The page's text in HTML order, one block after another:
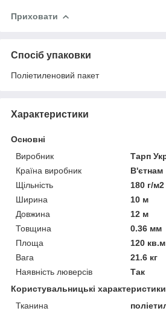
Приховати
Спосіб упаковки
Поліетиленовий пакет
Характеристики
Основні
Виробник
Тарп
Країна виробник
В'єтнам
Щільність
180 г/м2
Ширина
10 м
Довжина
12 м
Товщина
0.36 мм
Площа
120 кв.м
Вага
21.6 кг
Наявність люверсів
Так
Користувальницькі характеристики
Тканина